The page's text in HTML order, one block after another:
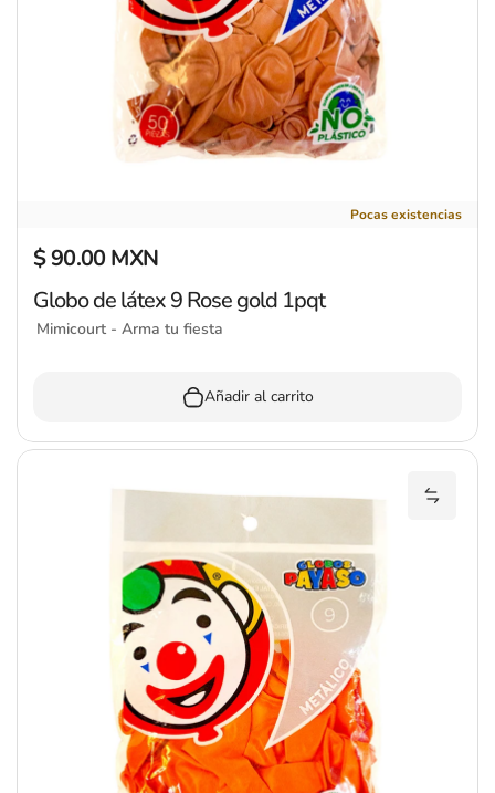
Pocas existencias
Precio regular
$ 90.00 MXN
Globo de látex 9 Rose gold 1pqt
Mimicourt - Arma tu fiesta
Añadir al carrito